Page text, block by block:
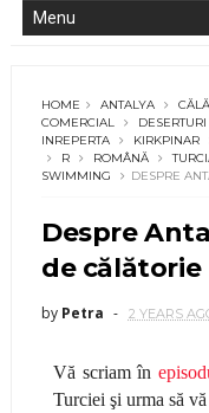
HOME ANTALYA
COMERCIAL
DESERTURI
INREPERTA
KIRKPINAR
R
ROMÂNĂ
SWIMMING
DESPRE
Despre
de călătorie
by Petra 2 YEARS
Vă scriam în
Turciei şi urma să